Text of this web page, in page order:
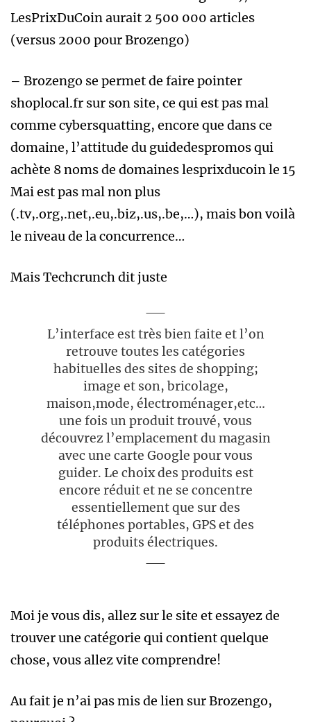
LesPrixDuCoin aurait 2 500 000 articles
(versus 2000 pour Brozengo)
– Brozengo se permet de faire pointer
shoplocal.fr sur son site, ce qui est pas mal
comme cybersquatting, encore que dans ce
domaine, l’attitude du guidedespromos qui
achète 8 noms de domaines lesprixducoin le 15
Mai est pas mal non plus
(.tv,.org,.net,.eu,.biz,.us,.be,…), mais bon voilà
le niveau de la concurrence…
Mais Techcrunch dit juste
L’interface est très bien faite et l’on
retrouve toutes les catégories
habituelles des sites de shopping;
image et son, bricolage,
maison,mode, électroménager,etc…
une fois un produit trouvé, vous
découvrez l’emplacement du magasin
avec une carte Google pour vous
guider. Le choix des produits est
encore réduit et ne se concentre
essentiellement que sur des
téléphones portables, GPS et des
produits électriques.
Moi je vous dis, allez sur le site et essayez de
trouver une catégorie qui contient quelque
chose, vous allez vite comprendre!
Au fait je n’ai pas mis de lien sur Brozengo,